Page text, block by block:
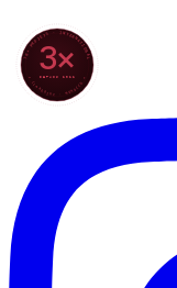
70+ PROJETS · INTERNATIONAL
★ CLARODIGI · MOROCCO ★
3×
DEPUIS 2022